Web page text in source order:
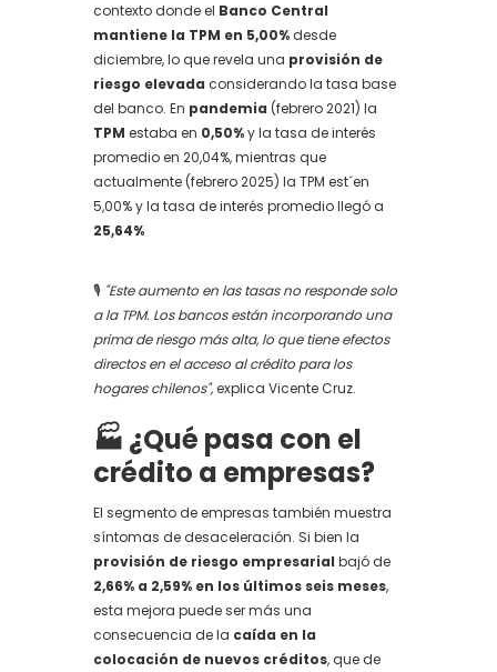
contexto donde el Banco Central
mantiene la TPM en 5,00%desde
diciembre, lo que revela una provisión de
riesgo elevada considerando la tasa base
del banco. En pandemia (febrero 2021) la
TPM estaba en 0,50%y la tasa de interés
promedio en 20,04%, mientras que
actualmente (febrero 2025) la TPM est´en
5,00% y la tasa de interés promedio llegó a
25,64%
🎙️ "Este aumento en las tasas no responde solo
a la TPM. Los bancos están incorporando una
prima de riesgo más alta, lo que tiene efectos
directos en el acceso al crédito para los
hogares chilenos",explica Vicente Cruz.
🏭 ¿Qué pasa con el
crédito a empresas?
El segmento de empresas también muestra
síntomas de desaceleración. Si bien la
provisión de riesgo empresarial bajó de
2,66% a 2,59% en los últimos seis meses,
esta mejora puede ser más una
consecuencia de la caída en la
colocación de nuevos créditos, que de